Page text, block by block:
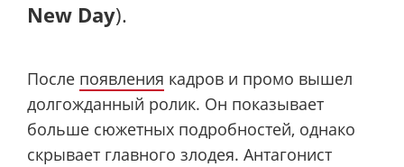
New Day).
После появления кадров и промо вышел
долгожданный ролик. Он показывает
больше сюжетных подробностей, однако
скрывает главного злодея. Антагонист